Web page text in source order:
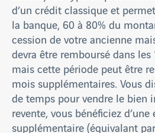
d’un crédit classique et
la banque, 60 à 80% du
cession de votre ancienne
devra être remboursé dans
mais cette période peut être
mois supplémentaires. Vous
de temps pour vendre le bien
revente, vous bénéficiez d’une
supplémentaire (équivalant